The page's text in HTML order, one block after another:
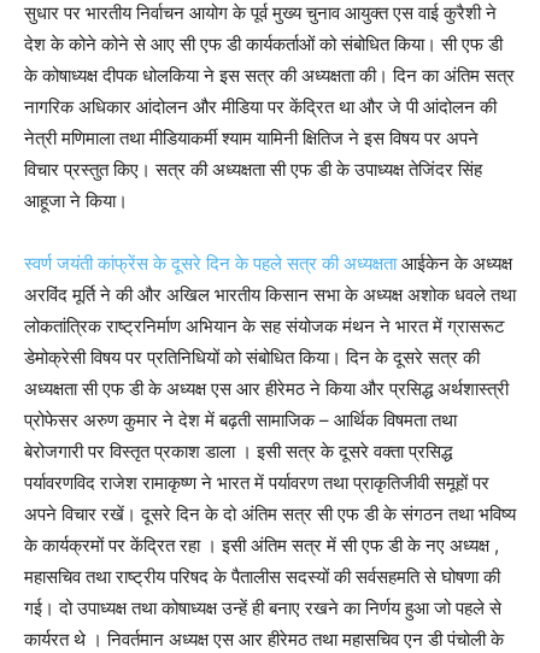
सुधार पर भारतीय निर्वाचन आयोग के पूर्व मुख्य चुनाव आयुक्त एस वाई कुरैशी ने
देश के कोने कोने से आए सी एफ डी कार्यकर्ताओं को संबोधित किया। सी एफ डी
के कोषाध्यक्ष दीपक धोलकिया ने इस सत्र की अध्यक्षता की। दिन का अंतिम सत्र
नागरिक अधिकार आंदोलन और मीडिया पर केंद्रित था और जे पी आंदोलन की
नेत्री मणिमाला तथा मीडियाकर्मी श्याम यामिनी क्षितिज ने इस विषय पर अपने
विचार प्रस्तुत किए। सत्र की अध्यक्षता सी एफ डी के उपाध्यक्ष तेजिंदर सिंह
आहूजा ने किया।
स्वर्ण जयंती कांफ्रेंस के दूसरे दिन के पहले सत्र की अध्यक्षताआईकेन के अध्यक्ष
अरविंद मूर्ति ने की और अखिल भारतीय किसान सभा के अध्यक्ष अशोक धवले तथा
लोकतांत्रिक राष्ट्रनिर्माण अभियान के सह संयोजक मंथन ने भारत में ग्रासरूट
डेमोक्रेसी विषय पर प्रतिनिधियों को संबोधित किया। दिन के दूसरे सत्र की
अध्यक्षता सी एफ डी के अध्यक्ष एस आर हीरेमठ ने किया और प्रसिद्ध अर्थशास्त्री
प्रोफेसर अरुण कुमार ने देश में बढ़ती सामाजिक – आर्थिक विषमता तथा
बेरोजगारी पर विस्तृत प्रकाश डाला । इसी सत्र के दूसरे वक्ता प्रसिद्ध
पर्यावरणविद राजेश रामाकृष्ण ने भारत में पर्यावरण तथा प्राकृतिजीवी समूहों पर
अपने विचार रखें। दूसरे दिन के दो अंतिम सत्र सी एफ डी के संगठन तथा भविष्य
के कार्यक्रमों पर केंद्रित रहा । इसी अंतिम सत्र में सी एफ डी के नए अध्यक्ष ,
महासचिव तथा राष्ट्रीय परिषद के पैतालीस सदस्यों की सर्वसहमति से घोषणा की
गई। दो उपाध्यक्ष तथा कोषाध्यक्ष उन्हें ही बनाए रखने का निर्णय हुआ जो पहले से
कार्यरत थे । निवर्तमान अध्यक्ष एस आर हीरेमठ तथा महासचिव एन डी पंचोली के